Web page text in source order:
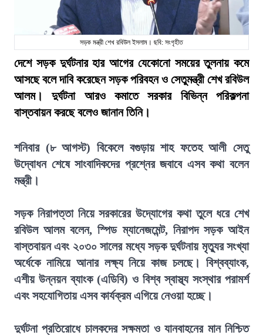
সড়ক মন্ত্রী শেখ রবিউল ইসলাম। ছবি: সংগৃহীত
দেশে সড়ক দুর্ঘটনার হার আগের যেকোনো সময়ের তুলনায় কমে
আসছে বলে দাবি করেছেন সড়ক পরিবহন ও সেতুমন্ত্রী শেখ রবিউল
আলম। দুর্ঘটনা আরও কমাতে সরকার বিভিন্ন পরিকল্পনা
বাস্তবায়ন করছে বলেও জানান তিনি।
শনিবার (৮ আগস্ট) বিকেলে বগুড়ায় শাহ ফতেহ আলী সেতু
উদ্বোধন শেষে সাংবাদিকদের প্রশ্নের জবাবে এসব কথা বলেন
মন্ত্রী।
সড়ক নিরাপত্তা নিয়ে সরকারের উদ্যোগের কথা তুলে ধরে শেখ
রবিউল আলম বলেন, স্পিড ম্যানেজমেন্ট, নিরাপদ সড়ক আইন
বাস্তবায়ন এবং ২০৩০ সালের মধ্যে সড়ক দুর্ঘটনায় মৃত্যুর সংখ্যা
অর্ধেকে নামিয়ে আনার লক্ষ্য নিয়ে কাজ চলছে। বিশ্বব্যাংক,
এশীয় উন্নয়ন ব্যাংক (এডিবি) ও বিশ্ব স্বাস্থ্য সংস্থার পরামর্শ
এবং সহযোগিতায় এসব কার্যক্রম এগিয়ে নেওয়া হচ্ছে।
দুর্ঘটনা প্রতিরোধে চালকদের সক্ষমতা ও যানবাহনের মান নিশ্চিত